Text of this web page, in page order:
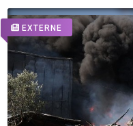
EXTERNE